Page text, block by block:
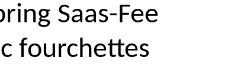
Saas-Fee
fourchettes